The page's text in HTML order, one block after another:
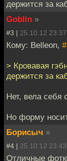
держится за
Goblin »
#3 | 25.10.12 23:37
Кому: Belleon,
> Кровавая
держится за
Нет, вела себя
Но форму
Борисыч »
#4 | 25.10.12 23:43
Отличные